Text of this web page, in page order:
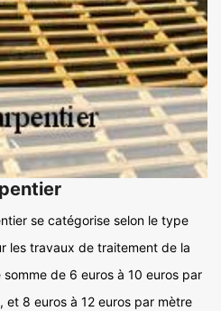
se catégorise selon le type
les travaux de traitement de la
de 6 euros à 10 euros par
8 euros à 12 euros par mètre